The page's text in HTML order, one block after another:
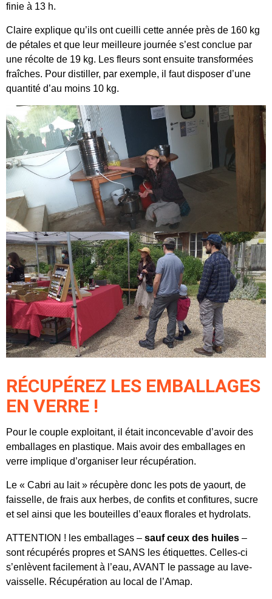
finie à 13 h.
Claire explique qu’ils ont cueilli cette année près de 160 kg
de pétales et que leur meilleure journée s’est conclue par
une récolte de 19 kg. Les fleurs sont ensuite transformées
fraîches. Pour distiller, par exemple, il faut disposer d’une
quantité d’au moins 10 kg.
RÉCUPÉREZ LES EMBALLAGES
EN VERRE !
Pour le couple exploitant, il était inconcevable d’avoir des
emballages en plastique. Mais avoir des emballages en
verre implique d’organiser leur récupération.
Le « Cabri au lait » récupère donc les pots de yaourt, de
faisselle, de frais aux herbes, de confits et confitures, sucre
et sel ainsi que les bouteilles d’eaux florales et hydrolats.
ATTENTION ! les emballages – sauf ceux des huiles –
sont récupérés propres et SANS les étiquettes. Celles-ci
s’enlèvent facilement à l’eau, AVANT le passage au lave-
vaisselle. Récupération au local de l’Amap.